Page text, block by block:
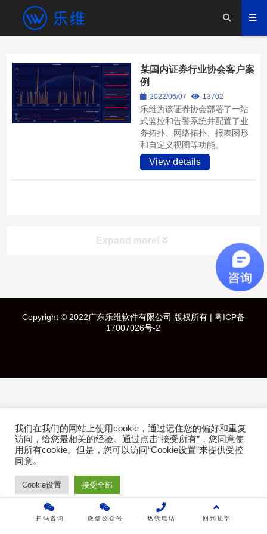
某国内证券行业协会客户案
例
2022/06/07 13702
乐维为该证券协会部署了一站
式监控和告警系统并配置了业
务拓扑、网络拓扑、报表图形
和自定义视图等功能。
View details
Expand more!
技术白皮书
关于乐维
乐维社区
Copyright © 2022广东乐维软件有限公司 版权所有 | 粤ICP备
17007026号-2
扫码咨询 微信公众号 热线电话 回到顶部
我们在我们的网站上使用cookie，通过记住您的偏好和重复
访问，给您最相关的经验。通过点击“接受所有”，您同意使
用所有cookie。但是，您可以访问“Cookie设置”来提供受控
同意。
Cookie设置 接受全部